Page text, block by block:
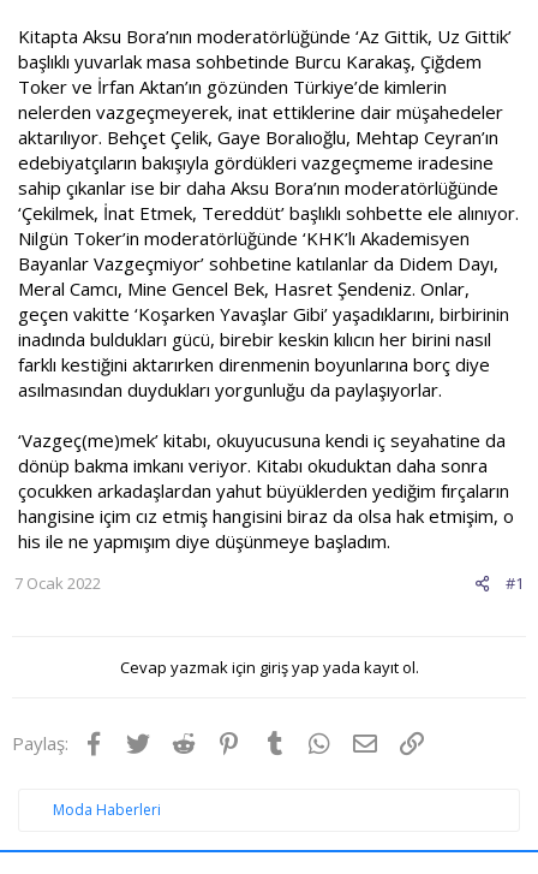
Kitapta Aksu Bora’nın moderatörlüğünde ‘Az Gittik, Uz Gittik’
başlıklı yuvarlak masa sohbetinde Burcu Karakaş, Çiğdem
Toker ve İrfan Aktan’ın gözünden Türkiye’de kimlerin
nelerden vazgeçmeyerek, inat ettiklerine dair müşahedeler
aktarılıyor. Behçet Çelik, Gaye Boralıoğlu, Mehtap Ceyran’ın
edebiyatçıların bakışıyla gördükleri vazgeçmeme iradesine
sahip çıkanlar ise bir daha Aksu Bora’nın moderatörlüğünde
‘Çekilmek, İnat Etmek, Tereddüt’ başlıklı sohbette ele alınıyor.
Nilgün Toker’in moderatörlüğünde ‘KHK’lı Akademisyen
Bayanlar Vazgeçmiyor’ sohbetine katılanlar da Didem Dayı,
Meral Camcı, Mine Gencel Bek, Hasret Şendeniz. Onlar,
geçen vakitte ‘Koşarken Yavaşlar Gibi’ yaşadıklarını, birbirinin
inadında buldukları gücü, birebir keskin kılıcın her birini nasıl
farklı kestiğini aktarırken direnmenin boyunlarına borç diye
asılmasından duydukları yorgunluğu da paylaşıyorlar.
‘Vazgeç(me)mek’ kitabı, okuyucusuna kendi iç seyahatine da
dönüp bakma imkanı veriyor. Kitabı okuduktan daha sonra
çocukken arkadaşlardan yahut büyüklerden yediğim fırçaların
hangisine içim cız etmiş hangisini biraz da olsa hak etmişim, o
his ile ne yapmışım diye düşünmeye başladım.
#1
7 Ocak 2022
Cevap yazmak için giriş yap yada kayıt ol.
Paylaş: Facebook
TwitterReddit Pinterest
Tumblr WhatsApp
E-postaLink
Moda Haberleri